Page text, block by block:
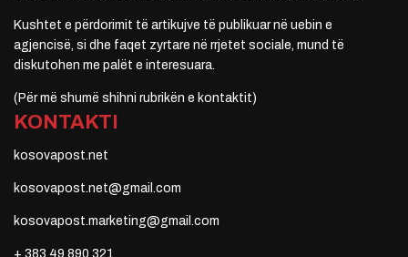
Kushtet e përdorimit të artikujve të publikuar në uebin e
agjencisë, si dhe faqet zyrtare në rrjetet sociale, mund të
diskutohen me palët e interesuara.
(Për më shumë shihni rubrikën e kontaktit)
KONTAKTI
kosovapost.net
kosovapost.net@gmail.com
kosovapost.marketing@gmail.com
+ 383 49 890 321